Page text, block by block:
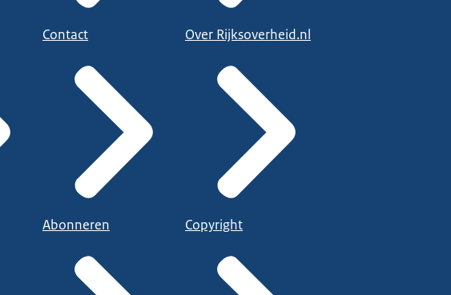
Contact
Abonneren
Over Rijksoverheid.nl
Copyright